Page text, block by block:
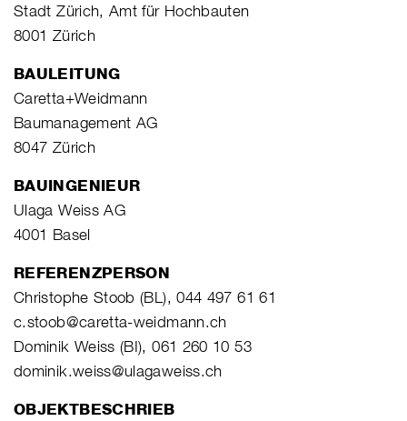
Stadt Zürich, Amt für Hochbauten
8001 Zürich
BAULEITUNG
Caretta+Weidmann
Baumanagement AG
8047 Zürich
BAUINGENIEUR
Ulaga Weiss AG
4001 Basel
REFERENZPERSON
Christophe Stoob (BL), 044 497 61 61
c.stoob@caretta-weidmann.ch
Dominik Weiss (BI), 061 260 10 53
dominik.weiss@ulagaweiss.ch
OBJEKTBESCHRIEB